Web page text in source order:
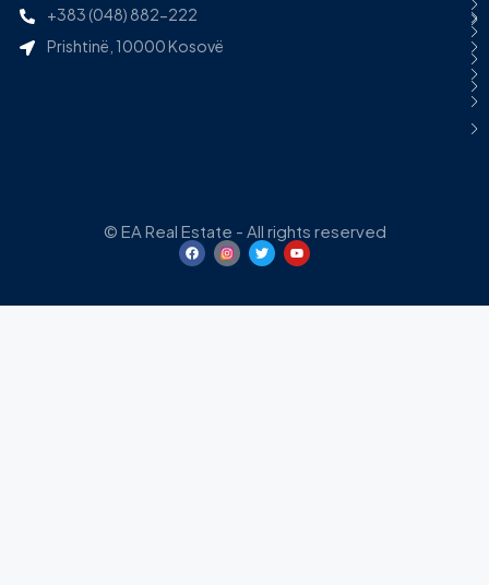
+383 (048) 882-222
Prishtinë, 10000 Kosovë
© EA Real Estate - All rights reserved